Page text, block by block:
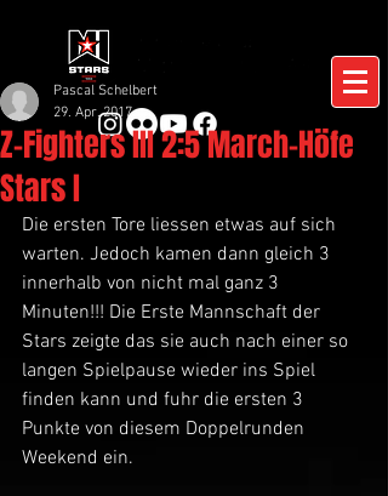
Z-Fighters III 2:5 March-Höfe
Stars I
Pascal Schelbert
29. Apr. 2017
Die ersten Tore liessen etwas auf sich
warten. Jedoch kamen dann gleich 3
innerhalb von nicht mal ganz 3
Minuten!!! Die Erste Mannschaft der
Stars zeigte das sie auch nach einer so
langen Spielpause wieder ins Spiel
finden kann und fuhr die ersten 3
Punkte von diesem Doppelrunden
Weekend ein.